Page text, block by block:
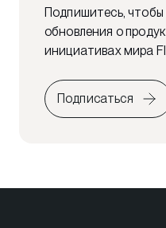
Подпишитесь, чтобы
обновления о
инициативах мира
Подписаться